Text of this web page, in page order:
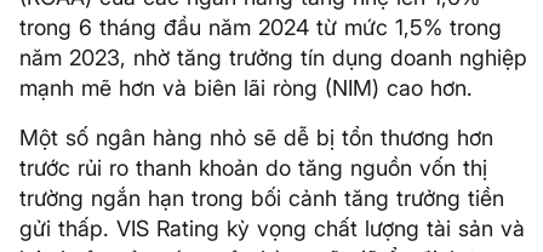
trong 6 tháng đầu năm 2024 từ mức 1,5% trong
năm 2023, nhờ tăng trưởng tín dụng doanh nghiệp
mạnh mẽ hơn và biên lãi ròng (NIM) cao hơn.
Một số ngân hàng nhỏ sẽ dễ bị tổn thương hơn
trước rủi ro thanh khoản do tăng nguồn vốn thị
trường ngắn hạn trong bối cảnh tăng trưởng tiền
gửi thấp. VIS Rating kỳ vọng chất lượng tài sản và